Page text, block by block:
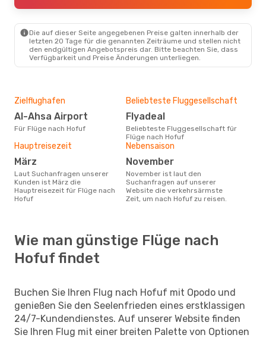
Die auf dieser Seite angegebenen Preise galten innerhalb der
letzten 20 Tage für die genannten Zeiträume und stellen nicht
den endgültigen Angebotspreis dar. Bitte beachten Sie, dass
Verfügbarkeit und Preise Änderungen unterliegen.
Zielflughafen
Al-Ahsa Airport
Für Flüge nach Hofuf
Beliebteste Fluggesellschaft
Flyadeal
Beliebteste Fluggesellschaft für
Flüge nach Hofuf
Hauptreisezeit
März
Laut Suchanfragen unserer
Kunden ist März die
Hauptreisezeit für Flüge nach
Hofuf
Nebensaison
November
November ist laut den
Suchanfragen auf unserer
Website die verkehrsärmste
Zeit, um nach Hofuf zu reisen.
Wie man günstige Flüge nach
Hofuf findet
Buchen Sie Ihren Flug nach Hofuf mit Opodo und
genießen Sie den Seelenfrieden eines erstklassigen
24/7-Kundendienstes. Auf unserer Website finden
Sie Ihren Flug mit einer breiten Palette von Optionen